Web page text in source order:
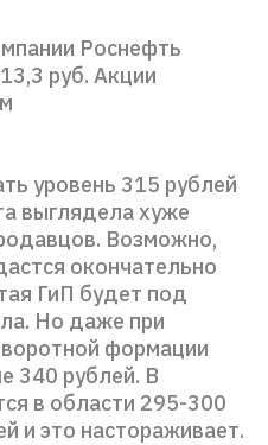
Роснефть
руб. Акции
уровень 315 рублей
выглядела хуже
Возможно,
окончательно
ГиП будет под
Но даже при
формации
340 рублей. В
в области 295-300
и это настораживает.